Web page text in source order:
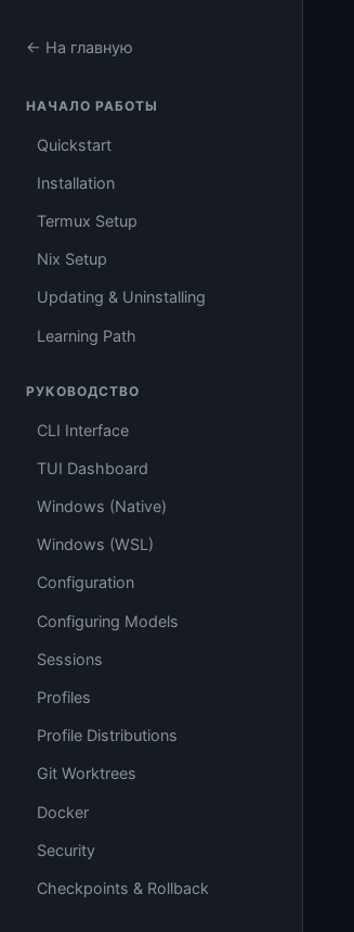
← На главную
НАЧАЛО РАБОТЫ
Quickstart
Installation
Termux Setup
Nix Setup
Updating & Uninstalling
Learning Path
РУКОВОДСТВО
CLI Interface
TUI Dashboard
Windows (Native)
Windows (WSL)
Configuration
Configuring Models
Sessions
Profiles
Profile Distributions
Git Worktrees
Docker
Security
Checkpoints & Rollback